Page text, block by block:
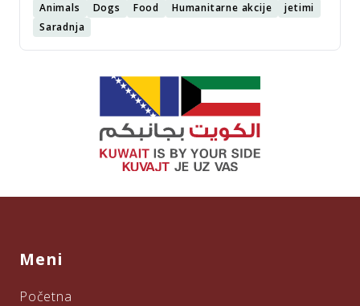
Animals Dogs Food Humanitarne akcije
jetimi
Saradnja
Meni
Početna